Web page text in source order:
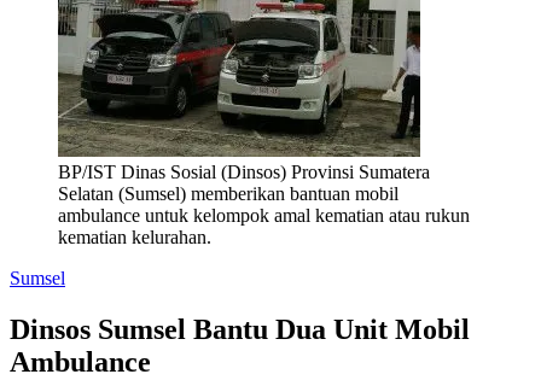
BP/IST Dinas Sosial (Dinsos) Provinsi Sumatera
Selatan (Sumsel) memberikan bantuan mobil
ambulance untuk kelompok amal kematian atau rukun
kematian kelurahan.
Sumsel
Dinsos Sumsel Bantu Dua Unit Mobil
Ambulance